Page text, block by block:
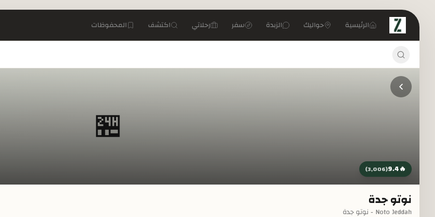
تخطي إلى المحتوى الرئيسي
الرئيسية حواليك الزبدة سفر رحلاتي اكتشف المحفوظات
🏪
🔥
9.4
(
3,006
)
نوتو جدة
Noto Jeddah - نوتو جدة